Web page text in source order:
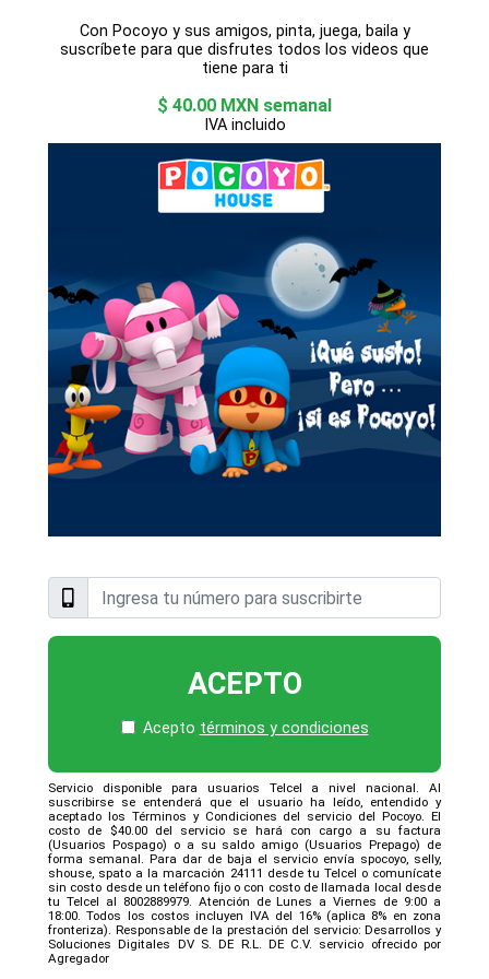
Con Pocoyo y sus amigos, pinta, juega, baila y
suscríbete para que disfrutes todos los videos que
tiene para ti
$ 40.00 MXN semanal
IVA incluido
ACEPTO
Acepto términos y condiciones
Servicio disponible para usuarios Telcel a nivel nacional. Al
suscribirse se entenderá que el usuario ha leído, entendido y
aceptado los Términos y Condiciones del servicio del Pocoyo. El
costo de $40.00 del servicio se hará con cargo a su factura
(Usuarios Pospago) o a su saldo amigo (Usuarios Prepago) de
forma semanal. Para dar de baja el servicio envía spocoyo, selly,
shouse, spato a la marcación 24111 desde tu Telcel o comunícate
sin costo desde un teléfono fijo o con costo de llamada local desde
tu Telcel al 8002889979. Atención de Lunes a Viernes de 9:00 a
18:00. Todos los costos incluyen IVA del 16% (aplica 8% en zona
fronteriza). Responsable de la prestación del servicio: Desarrollos y
Soluciones Digitales DV S. DE R.L. DE C.V. servicio ofrecido por
Agregador